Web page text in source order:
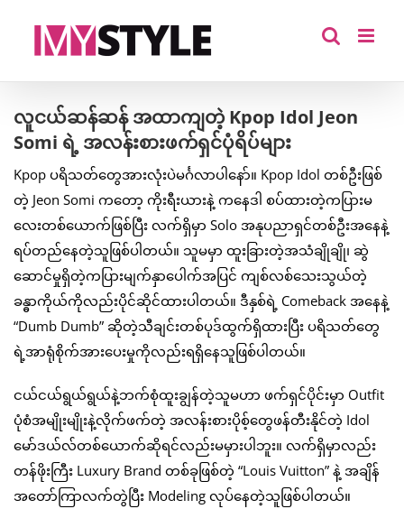
လူငယ်ဆန်ဆန် အထာကျတဲ့ Kpop Idol Jeon
Somi ရဲ့ အလန်းစားဖက်ရှင်ပုံရိပ်များ
Kpop ပရိသတ်တွေအားလုံးပဲမင်္ဂလာပါနော်။ Kpop Idol တစ်ဦးဖြစ်
တဲ့ Jeon Somi ကတော့ ကိုးရီးယားနဲ့ ကနေဒါ စပ်ထားတဲ့ကပြားမ
လေးတစ်ယောက်ဖြစ်ပြီး လက်ရှိမှာ Solo အနုပညာရှင်တစ်ဦးအနေနဲ့
ရပ်တည်နေတဲ့သူဖြစ်ပါတယ်။ သူမမှာ ထူးခြားတဲ့အသံချိုချို၊ ဆွဲ
ဆောင်မှုရှိတဲ့ကပြားမျက်နှာပေါက်အပြင် ကျစ်လစ်သေးသွယ်တဲ့
ခန္ဓာကိုယ်ကိုလည်းပိုင်ဆိုင်ထားပါတယ်။ ဒီနှစ်ရဲ့ Comeback အနေနဲ့
“Dumb Dumb” ဆိုတဲ့သီချင်းတစ်ပုဒ်ထွက်ရှိထားပြီး ပရိသတ်တွေ
ရဲ့အာရုံစိုက်အားပေးမှုကိုလည်းရရှိနေသူဖြစ်ပါတယ်။
ငယ်ငယ်ရွယ်ရွယ်နဲ့ဘက်စုံထူးချွန်တဲ့သူမဟာ ဖက်ရှင်ပိုင်းမှာ Outfit
ပုံစံအမျိုးမျိုးနဲ့လိုက်ဖက်တဲ့ အလန်းစားပိုစ့်တွေဖန်တီးနိုင်တဲ့ Idol
မော်ဒယ်လ်တစ်ယောက်ဆိုရင်လည်းမမှားပါဘူး။ လက်ရှိမှာလည်း
တန်ဖိုးကြီး Luxury Brand တစ်ခုဖြစ်တဲ့ “Louis Vuitton” နဲ့ အချိန်
အတော်ကြာလက်တွဲပြီး Modeling လုပ်နေတဲ့သူဖြစ်ပါတယ်။